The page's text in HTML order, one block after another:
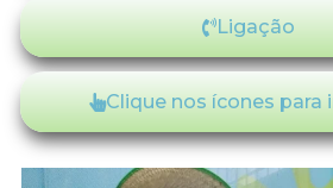
Ligação
Clique nos ícones para